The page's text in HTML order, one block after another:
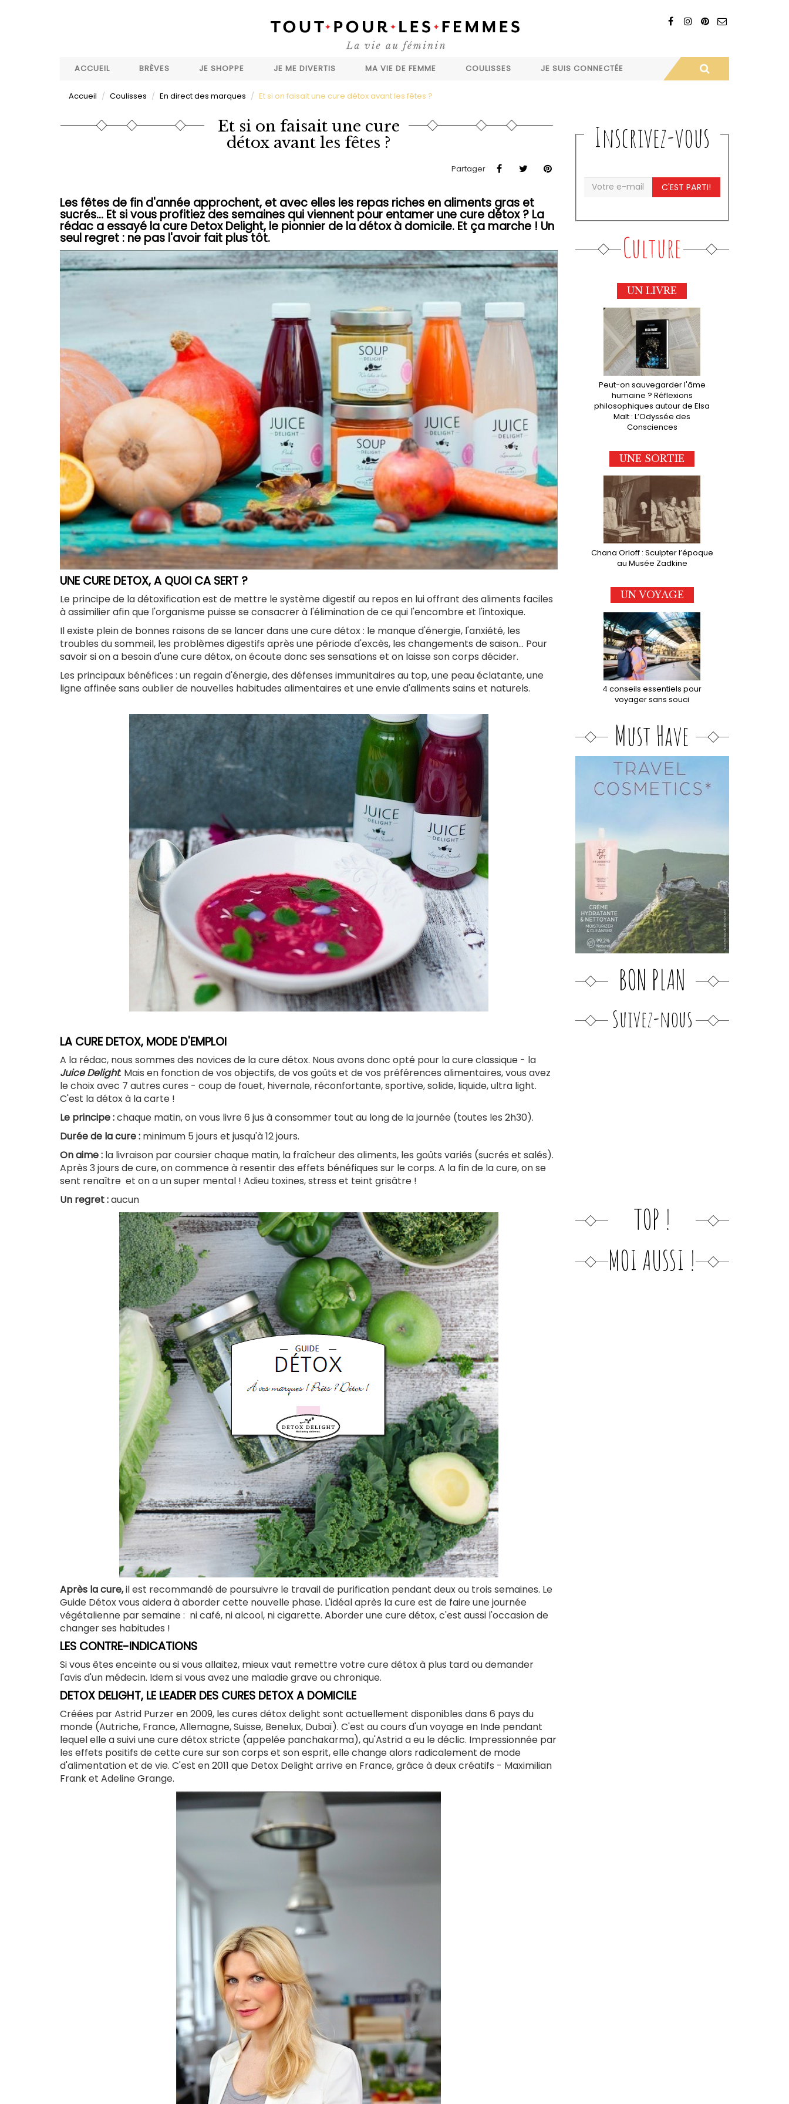
ACCUEIL
BRÈVES JE SHOPPE JE ME DIVERTIS MA VIE DE FEMME COULISSES JE SUIS CONNECTÉE
Accueil Coulisses En direct des marques Et si on faisait une cure détox avant les fêtes ?
Et si on faisait une cure
détox avant les fêtes ?
Partager
Les fêtes de fin d'année approchent, et avec elles les repas riches en aliments gras et
sucrés... Et si vous profitiez des semaines qui viennent pour entamer une cure détox ? La
rédac a essayé la cure Detox Delight, le pionnier de la détox à domicile. Et ça marche ! Un
seul regret : ne pas l'avoir fait plus tôt.
UNE CURE DETOX, A QUOI CA SERT ?
Le principe de la détoxification est de mettre le système digestif au repos en lui offrant des aliments faciles
à assimilier afin que l'organisme puisse se consacrer à l'élimination de ce qui l'encombre et l'intoxique.
Il existe plein de bonnes raisons de se lancer dans une cure détox : le manque d'énergie, l'anxiété, les
troubles du sommeil, les problèmes digestifs après une période d'excès, les changements de saison... Pour
savoir si on a besoin d'une cure détox, on écoute donc ses sensations et on laisse son corps décider.
Les principaux bénéfices : un regain d'énergie, des défenses immunitaires au top, une peau éclatante, une
ligne affinée sans oublier de nouvelles habitudes alimentaires et une envie d'aliments sains et naturels.
LA CURE DETOX, MODE D'EMPLOI
A la rédac, nous sommes des novices de la cure détox. Nous avons donc opté pour la cure classique - la
Juice Delight. Mais en fonction de vos objectifs, de vos goûts et de vos préférences alimentaires, vous avez
le choix avec 7 autres cures - coup de fouet, hivernale, réconfortante, sportive, solide, liquide, ultra light.
C'est la détox à la carte !
Le principe :chaque matin, on vous livre 6 jus à consommer tout au long de la journée (toutes les 2h30).
Durée de la cure : minimum 5 jours et jusqu'à 12 jours.
On aime : la livraison par coursier chaque matin, la fraîcheur des aliments, les goûts variés (sucrés et salés).
Après 3 jours de cure, on commence à resentir des effets bénéfiques sur le corps. A la fin de la cure, on se
sent renaître et on a un super mental ! Adieu toxines, stress et teint grisâtre !
Un regret :aucun
Après la cure,il est recommandé de poursuivre le travail de purification pendant deux ou trois semaines. Le
Guide Détox vous aidera à aborder cette nouvelle phase. L'idéal après la cure est de faire une journée
végétalienne par semaine : ni café, ni alcool, ni cigarette. Aborder une cure détox, c'est aussi l'occasion de
changer ses habitudes !
LES CONTRE-INDICATIONS
Si vous êtes enceinte ou si vous allaitez, mieux vaut remettre votre cure détox à plus tard ou demander
l'avis d'un médecin. Idem si vous avez une maladie grave ou chronique.
DETOX DELIGHT, LE LEADER DES CURES DETOX A DOMICILE
Créées par Astrid Purzer en 2009, les cures détox delight sont actuellement disponibles dans 6 pays du
monde (Autriche, France, Allemagne, Suisse, Benelux, Dubaï). C'est au cours d'un voyage en Inde pendant
lequel elle a suivi une cure détox stricte (appelée panchakarma), qu'Astrid a eu le déclic. Impressionnée par
les effets positifs de cette cure sur son corps et son esprit, elle change alors radicalement de mode
d'alimentation et de vie. C'est en 2011 que Detox Delight arrive en France, grâce à deux créatifs - Maximilian
Frank et Adeline Grange.
Inscrivez-vous
C'EST PARTI!
Culture
UN LIVRE
Peut-on sauvegarder l'âme
humaine ? Réflexions
philosophiques autour de Elsa
Malt : L’Odyssée des
Consciences
UNE SORTIE
Chana Orloff : Sculpter l’époque
au Musée Zadkine
UN VOYAGE
4 conseils essentiels pour
voyager sans souci
Must Have
BON PLAN
Suivez-nous
TOP !
MOI AUSSI !